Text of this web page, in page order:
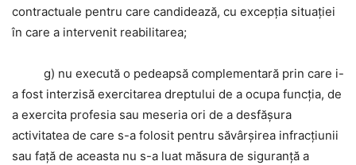
contractuale pentru care candidează, cu excepția situației
în care a intervenit reabilitarea;
g) nu execută o pedeapsă complementară prin care i-
a fost interzisă exercitarea dreptului de a ocupa funcția, de
a exercita profesia sau meseria ori de a desfășura
activitatea de care s-a folosit pentru săvârșirea infracțiunii
sau față de aceasta nu s-a luat măsura de siguranță a